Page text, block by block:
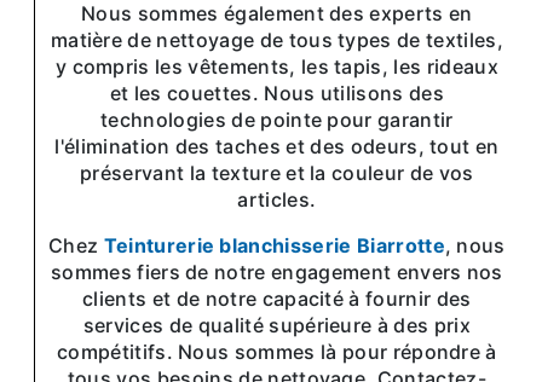
Nous sommes également des experts en
matière de nettoyage de tous types de textiles,
y compris les vêtements, les tapis, les rideaux
et les couettes. Nous utilisons des
technologies de pointe pour garantir
l'élimination des taches et des odeurs, tout en
préservant la texture et la couleur de vos
articles.
Chez Teinturerie blanchisserie Biarrotte, nous
sommes fiers de notre engagement envers nos
clients et de notre capacité à fournir des
services de qualité supérieure à des prix
compétitifs. Nous sommes là pour répondre à